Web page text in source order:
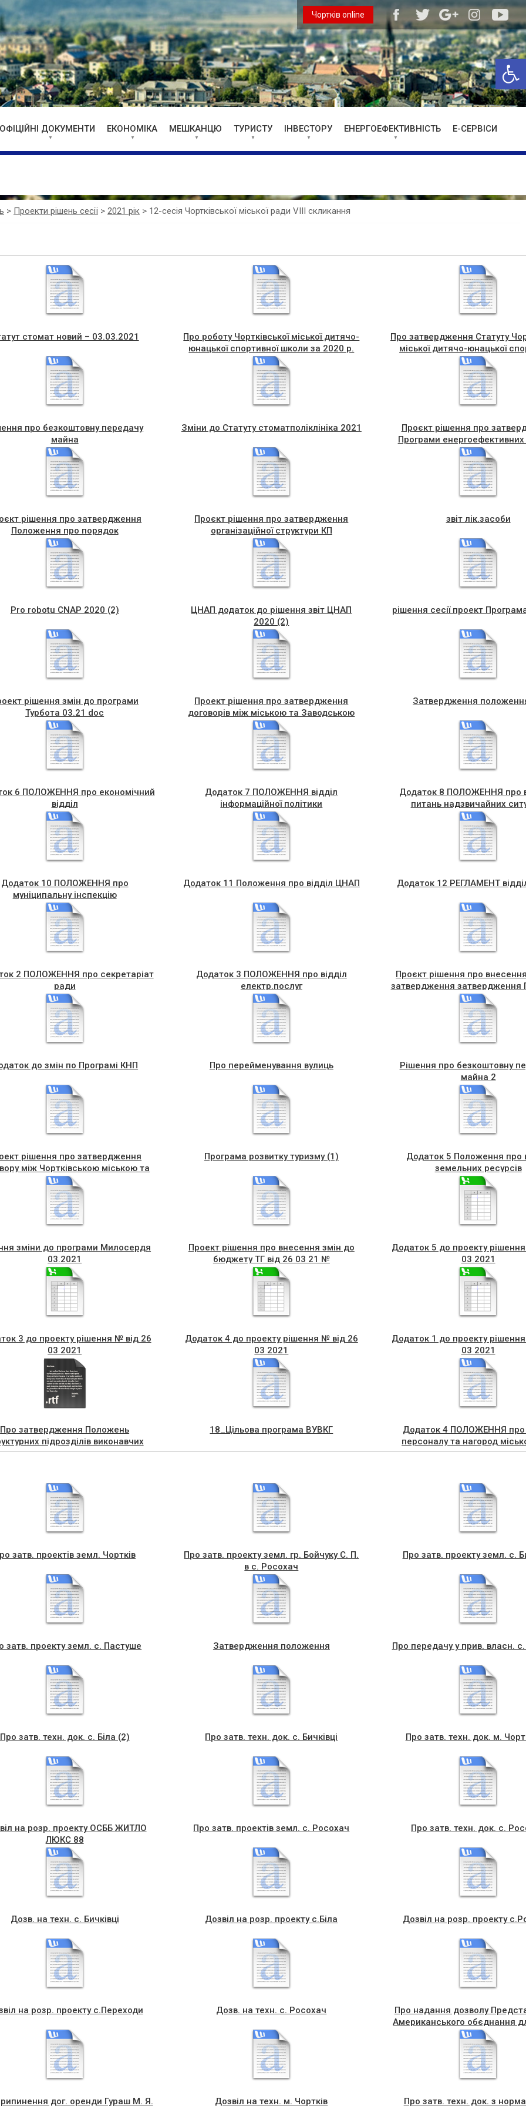
Чортків online
ОФІЦІЙНІ ДОКУМЕНТИ ЕКОНОМІКА МЕШКАНЦЮ ТУРИСТУ ІНВЕСТОРУ ЕНЕРГОЕФЕКТИВНІСТЬ Е-СЕРВІСИ
> Проекти рішень сесії > 2021 рік > 12-сесія Чортківської міської ради VIII скликання
стомат новий – 03.03.2021
Про роботу Чортківської міської дитячо-
юнацької спортивної школи за 2020 р.
Про затвердження Статуту
міської дитячо-юнацької
школи в новій
про безкоштовну передачу
майна
Зміни до Статуту стоматполіклініка 2021
Проєкт рішення про
Програми енергоефективних
Чортківської міської ради на
роки
рішення про затвердження
Положення про порядок
Проєкт рішення про затвердження
організаційної структури КП
Чортківський ТІЦ Чортківської міської
ради
звіт лік.засоби
Pro robotu CNAP 2020 (2)
ЦНАП додаток до рішення звіт ЦНАП
2020 (2)
рішення сесії проект
рішення змін до програми
Турбота 03.21 doc
Проект рiшення про затвердження
договорів між міською та Заводською
радами вiд березня 2021
Затвердження
6 ПОЛОЖЕННЯ про економічний
відділ
Додаток 7 ПОЛОЖЕННЯ відділ
інформаційної політики
Додаток 8 ПОЛОЖЕННЯ про
питань надзвичайних
Додаток 10 ПОЛОЖЕННЯ про
муніципальну інспекцію
Додаток 11 Положення про відділ ЦНАП Додаток 12 РЕГЛАМЕНТ
2 ПОЛОЖЕННЯ про секретаріат
ради
Додаток 3 ПОЛОЖЕННЯ про відділ
електр.послуг
Проєкт рішення про
затвердження затвердження
розвитку туризму в
територіальній громаді на
роки
до змін по Програмі КНП Про перейменування вулиць
Рішення про безкоштовну
майна 2
рiшення про затвердження
між Чортківською міською та
обласною радами № вiд
__ березня 2021
Програма розвитку туризму (1)
Додаток 5 Положення про
земельних ресурсів
зміни до програми Милосердя
03.2021
Проект рiшення про внесення змін до
бюджету ТГ від 26 03 21 №
Додаток 5 до проекту
03 2021
3 до проекту рішення № від 26
03 2021
Додаток 4 до проекту рішення № від 26
03 2021
Додаток 1 до проекту
03 2021
Про затвердження Положень
підрозділів виконавчих
Чортківської міської ради
18_Цільова програма ВУВКГ
Додаток 4 ПОЛОЖЕННЯ про
персоналу та нагород
затв. проектів земл. Чортків
Про затв. проекту земл. гр. Бойчуку С. П.
в с. Росохач
Про затв. проекту земл. с.
затв. проекту земл. с. Пастуше Затвердження положення Про передачу у прив. власн.
Про затв. техн. док. с. Біла (2) Про затв. техн. док. с. Бичківці Про затв. техн. док. м.
на розр. проекту ОСББ ЖИТЛО
ЛЮКС 88
Про затв. проектів земл. с. Росохач Про затв. техн. док. с.
Дозв. на техн. с. Бичківці Дозвіл на розр. проекту с.Біла Дозвіл на розр. проекту
на розр. проекту с.Переходи Дозв. на техн. с. Росохач
Про надання дозволу
Американського обєднання
на розроблення проекту
дог. оренди Гураш М. Я. Дозвіл на техн. м. Чортків Про затв. техн. док. з